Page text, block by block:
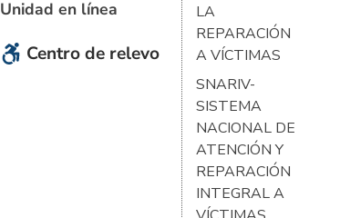
Unidad en línea
Centro de relevo
LA
REPARACIÓN
A VÍCTIMAS
SNARIV-
SISTEMA
NACIONAL DE
ATENCIÓN Y
REPARACIÓN
INTEGRAL A